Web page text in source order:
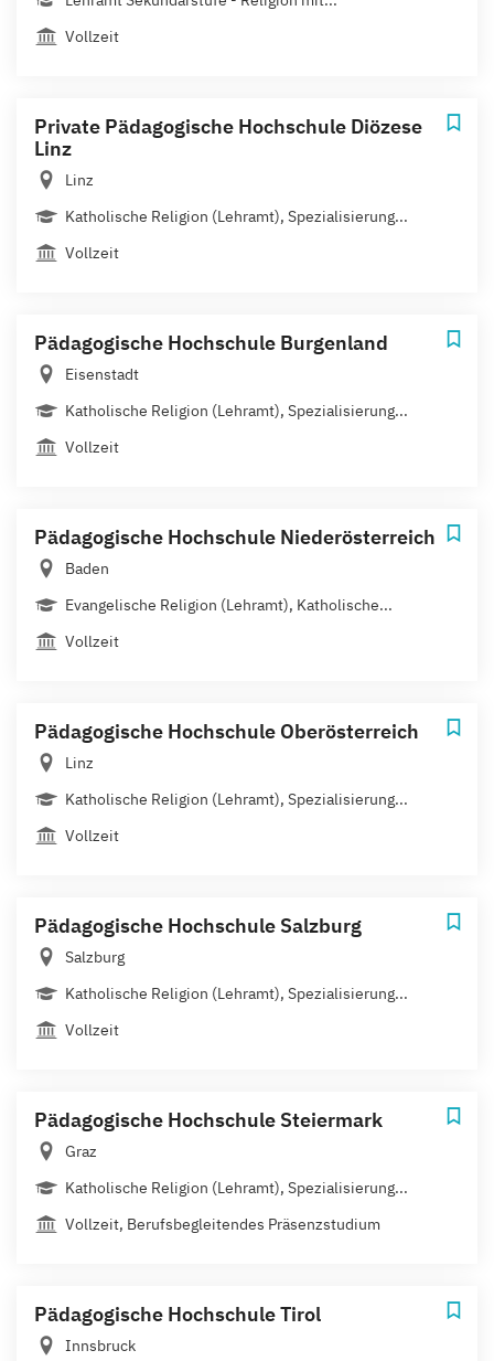
Vollzeit
Private Pädagogische Hochschule Diözese
Linz
Linz
Katholische Religion (Lehramt), Spezialisierung...
Vollzeit
Pädagogische Hochschule Burgenland
Eisenstadt
Katholische Religion (Lehramt), Spezialisierung...
Vollzeit
Pädagogische Hochschule Niederösterreich
Baden
Evangelische Religion (Lehramt), Katholische...
Vollzeit
Pädagogische Hochschule Oberösterreich
Linz
Katholische Religion (Lehramt), Spezialisierung...
Vollzeit
Pädagogische Hochschule Salzburg
Salzburg
Katholische Religion (Lehramt), Spezialisierung...
Vollzeit
Pädagogische Hochschule Steiermark
Graz
Katholische Religion (Lehramt), Spezialisierung...
Vollzeit, Berufsbegleitendes Präsenzstudium
Pädagogische Hochschule Tirol
Innsbruck